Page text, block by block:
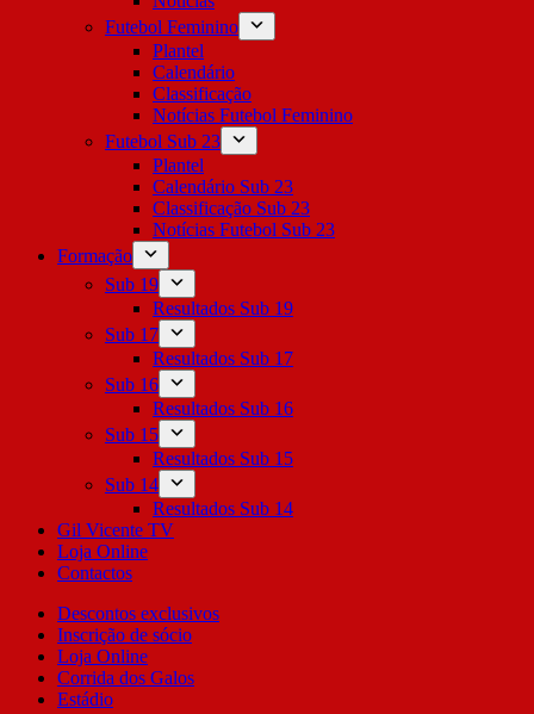
Futebol Feminino
Plantel
Calendário
Classificação
Notícias Futebol Feminino
Futebol Sub 23
Plantel
Calendário Sub 23
Classificação Sub 23
Notícias Futebol Sub 23
Formação
Sub 19
Resultados Sub 19
Sub 17
Resultados Sub 17
Sub 16
Resultados Sub 16
Sub 15
Resultados Sub 15
Sub 14
Resultados Sub 14
Gil Vicente TV
Loja Online
Contactos
Descontos exclusivos
Inscrição de sócio
Loja Online
Corrida dos Galos
Estádio